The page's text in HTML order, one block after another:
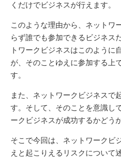
くだけでビジネスが行えます。
このような理由から、ネットワ
らず誰でも参加できるビジネス
トワークビジネスはこのように
が、そのことゆえに参加する上
す。
また、ネットワークビジネスで
す。そして、そのことを意識し
ークビジネスが成功するかどう
そこで今回は、ネットワークビ
えと起こりえるリスクについて